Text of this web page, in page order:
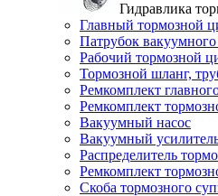
Гидравлика
Главный тормозной
Патрубок вакуумного
Рабочий тормозной
Тормозной шланг,
Ремкомплект
Ремкомплект
Вакуумный насос
Вакуумный
Распределитель
Ремкомплект
Скоба тормозного